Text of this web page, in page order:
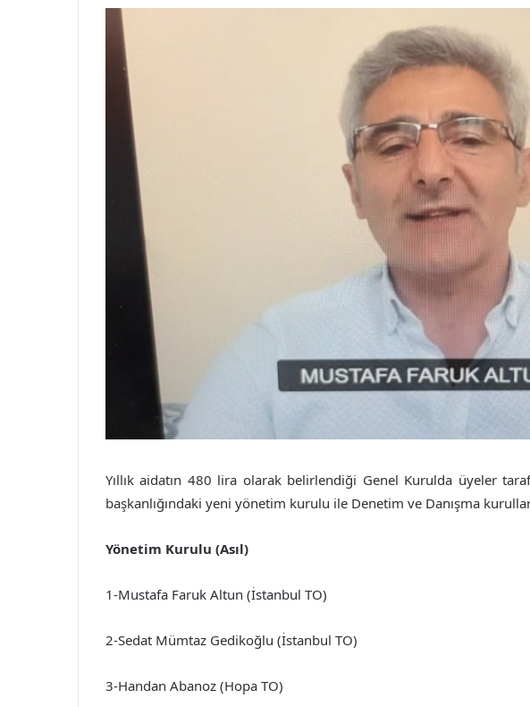
Yıllık aidatın 480 lira olarak belirlendiği Genel Kurulda üyeler
başkanlığındaki yeni yönetim kurulu ile Denetim ve Danışma
Yönetim Kurulu (Asıl)
1-Mustafa Faruk Altun (İstanbul TO)
2-Sedat Mümtaz Gedikoğlu (İstanbul TO)
3-Handan Abanoz (Hopa TO)